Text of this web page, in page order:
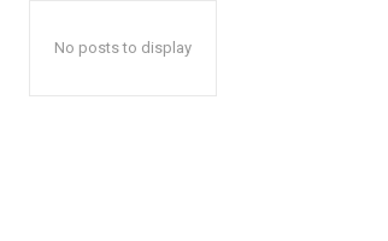
No posts to display